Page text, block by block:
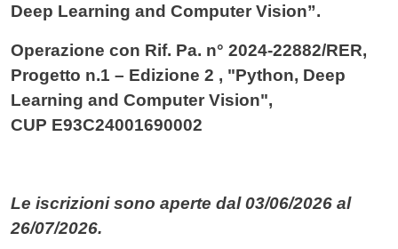
Deep Learning and Computer Vision”.
Operazione con Rif. Pa. n° 2024-22882/RER,
Progetto n.1 – Edizione 2 , "Python, Deep
Learning and Computer Vision",
CUP E93C24001690002
Le iscrizioni sono aperte dal 03/06/2026 al
26/07/2026.